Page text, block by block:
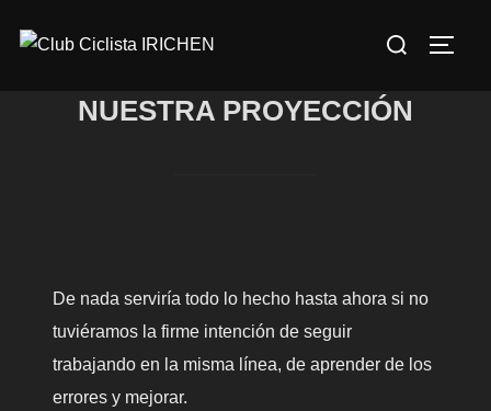
Buscar:
NUESTRA PROYECCIÓN
De nada serviría todo lo hecho hasta ahora si no
tuviéramos la firme intención de seguir
trabajando en la misma línea, de aprender de los
errores y mejorar.